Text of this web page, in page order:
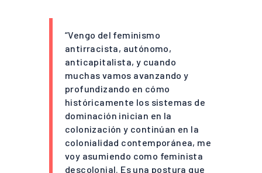
“Vengo del feminismo
antirracista, autónomo,
anticapitalista, y cuando
muchas vamos avanzando y
profundizando en cómo
históricamente los sistemas de
dominación inician en la
colonización y continúan en la
colonialidad contemporánea, me
voy asumiendo como feminista
descolonial. Es una postura que